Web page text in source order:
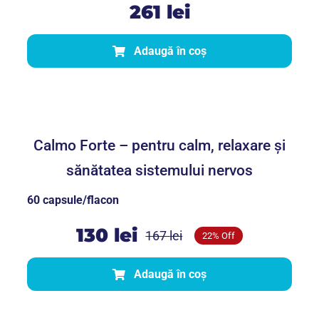
261 lei
Adaugă în coș
Calmo Forte – pentru calm, relaxare și
sănătatea sistemului nervos
60 capsule/flacon
167leiPrețul
inițial
a
130 lei
Prețul
curent
este:
22% Off
Adaugă în coș